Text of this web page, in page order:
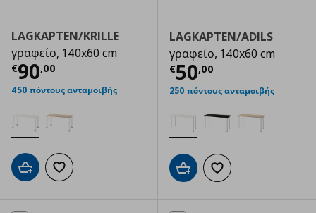
LAGKAPTEN/KRILLE
γραφείο, 140x60 cm
€90,00
Τρέχουσα τιμή € 90,00
450 πόντους ανταμοιβής
Προσθήκη στο καλάθι
Προσθήκη στα αγαπημένα
LAGKAPTEN/ADILS
γραφείο, 140x60 cm
€50,00
Τρέχουσα
250 πόντους ανταμοιβής
Προσθήκη στο καλάθι
Προσθήκη στα